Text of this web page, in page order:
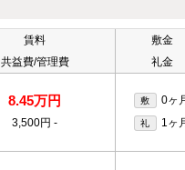
賃料
共益費/管理費
敷金
礼金
8.45万円
3,500円 -
敷 0ヶ
礼 1ヶ